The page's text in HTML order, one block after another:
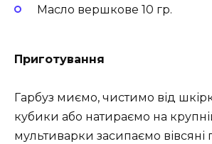
Масло вершкове 10 гр.
Приготування
Гарбуз миємо, чистимо від
кубики або натираємо на
мультиварки засипаємо вівсяні